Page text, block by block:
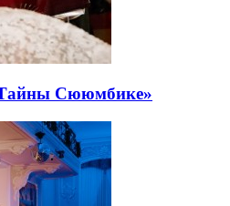
Сююмбике»